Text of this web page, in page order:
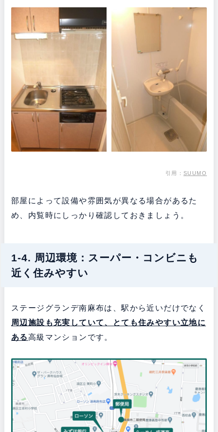
引用：SUUMO
部屋によって設備や雰囲気が異なる場合があるた
め、内覧時にしっかり確認しておきましょう。
1-4. 周辺環境：スーパー・コンビニも
近く住みやすい
ステージグランデ南麻布は、駅から近いだけでなく
周辺施設も充実していて、とても住みやすい立地に
ある高級マンションです。